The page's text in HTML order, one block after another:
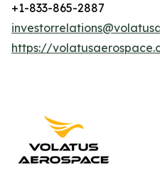
+1-833-865-2887
https://